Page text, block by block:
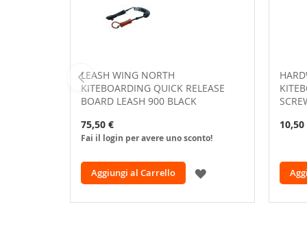
LEASH WING NORTH
KITEBOARDING QUICK RELEASE
BOARD LEASH 900 BLACK
75,50 €
Fai il login per avere uno sconto!
Aggiungi al Carrello
AGGIUNGI
10,50